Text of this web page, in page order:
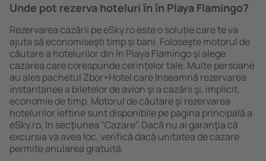
Unde pot rezerva hoteluri ȋn în Playa Flamingo?
Rezervarea cazării pe eSky.ro este o soluție care te va
ajuta să economiseşti timp și bani. Foloseşte motorul de
căutare a hotelurilor din în Playa Flamingo și alege
cazarea care corespunde cerințelor tale. Multe persoane
au ales pachetul Zbor+Hotel care ȋnseamnă rezervarea
instantanee a biletelor de avion şi a cazării şi, implicit,
economie de timp. Motorul de căutare și rezervarea
hotelurilor ieftine sunt disponibile pe pagina principală a
eSky.ro, ȋn secţiunea "Cazare". Dacă nu ai garanţia că
excursia va avea loc, verifică dacă unitatea de cazare
permite anularea gratuită.